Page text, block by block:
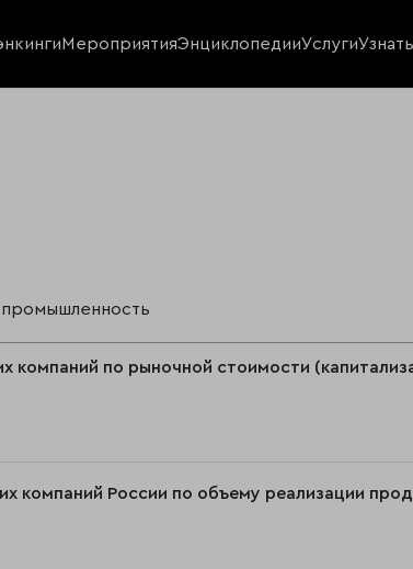
МероприятияЭнциклопедииУслуги
компаний по рыночной стоимости
компаний России по объему реализации